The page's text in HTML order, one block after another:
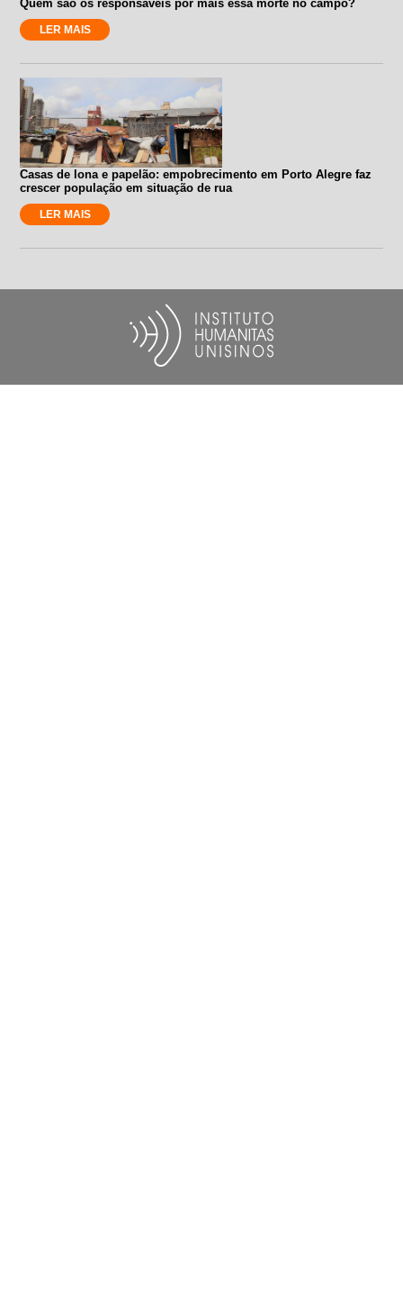
Quem são os responsáveis por mais essa morte no campo?
LER MAIS
Casas de lona e papelão: empobrecimento em Porto Alegre faz
crescer população em situação de rua
LER MAIS